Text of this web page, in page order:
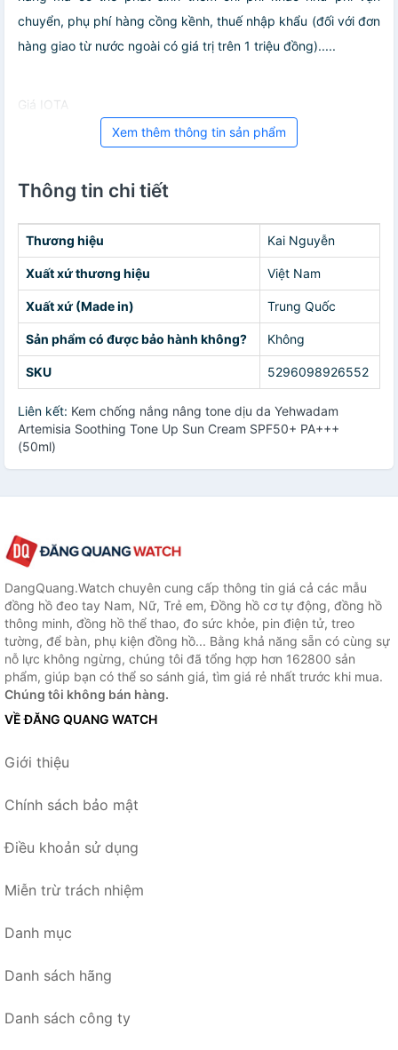
chuyển, phụ phí hàng cồng kềnh, thuế nhập khẩu (đối với đơn
hàng giao từ nước ngoài có giá trị trên 1 triệu đồng).....
Giá IOTA
Xem thêm thông tin sản phẩm
Thông tin chi tiết
Thương hiệu Kai Nguyễn
Xuất xứ thương hiệu Việt Nam
Xuất xứ (Made in) Trung Quốc
Sản phẩm có được bảo hành không? Không
SKU 5296098926552
Liên kết: Kem chống nắng nâng tone dịu da Yehwadam
Artemisia Soothing Tone Up Sun Cream SPF50+ PA+++
(50ml)
DangQuang.Watch chuyên cung cấp thông tin giá cả các mẫu
đồng hồ đeo tay Nam, Nữ, Trẻ em, Đồng hồ cơ tự động, đồng hồ
thông minh, đồng hồ thể thao, đo sức khỏe, pin điện tử, treo
tường, để bàn, phụ kiện đồng hồ... Bằng khả năng sẵn có cùng sự
nỗ lực không ngừng, chúng tôi đã tổng hợp hơn 162800 sản
phẩm, giúp bạn có thể so sánh giá, tìm giá rẻ nhất trước khi mua.
Chúng tôi không bán hàng.
VỀ ĐĂNG QUANG WATCH
Giới thiệu
Chính sách bảo mật
Điều khoản sử dụng
Miễn trừ trách nhiệm
Danh mục
Danh sách hãng
Danh sách công ty